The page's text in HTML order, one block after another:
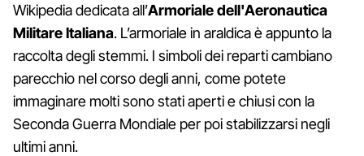
Wikipedia dedicata all’Armoriale dell'Aeronautica
Militare Italiana. L’armoriale in araldica è appunto la
raccolta degli stemmi. I simboli dei reparti cambiano
parecchio nel corso degli anni, come potete
immaginare molti sono stati aperti e chiusi con la
Seconda Guerra Mondiale per poi stabilizzarsi negli
ultimi anni.